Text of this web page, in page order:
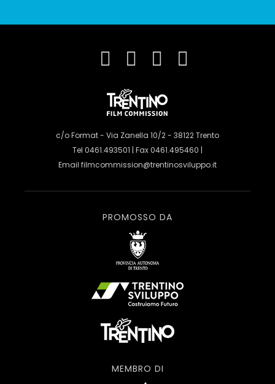
c/o Format - Via Zanella 10/2 - 38122 Trento
Tel 0461.493501 | Fax 0461.495460 |
Email filmcommission@trentinosviluppo.it
PROMOSSO DA
MEMBRO DI